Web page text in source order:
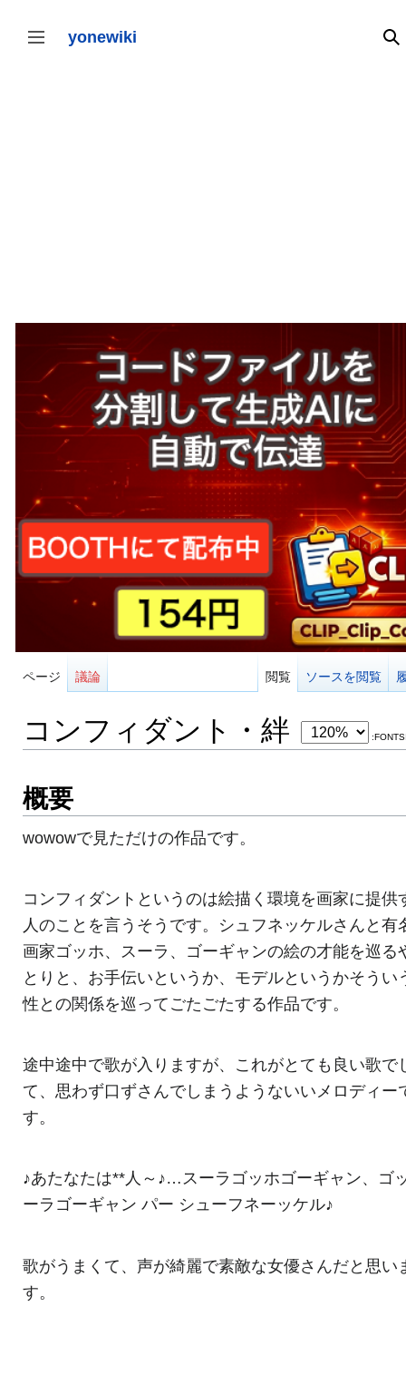
テ
サイドバーの切り替え yonewiki 検
ページ 議論 閲覧 ソースを閲覧
コンフィダント・絆
概要
wowowで見ただけの作品です。
コンフィダントというのは絵描く環境を画家に提供
人のことを言うそうです。シュフネッケルさんと有
画家ゴッホ、スーラ、ゴーギャンの絵の才能を巡る
とりと、お手伝いというか、モデルというかそうい
性との関係を巡ってごたごたする作品です。
途中途中で歌が入りますが、これがとても良い歌で
て、思わず口ずさんでしまうようないいメロディー
す。
♪あたなたは**人～♪…スーラゴッホゴーギャン、ゴ
ーラゴーギャン パー シューフネーッケル♪
歌がうまくて、声が綺麗で素敵な女優さんだと思い
す。